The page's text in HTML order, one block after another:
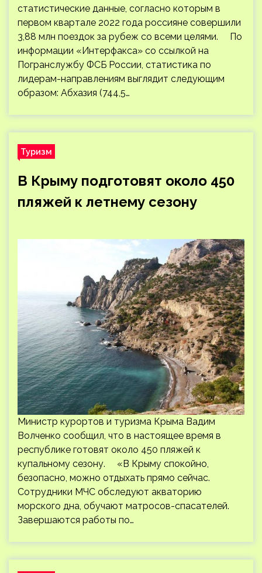
статистические данные, согласно которым в
первом квартале 2022 года россияне совершили
3,88 млн поездок за рубеж со всеми целями. По
информации «Интерфакса» со ссылкой на
Погранслужбу ФСБ России, статистика по
лидерам-направлениям выглядит следующим
образом: Абхазия (744,5…
Туризм
В Крыму подготовят около 450
пляжей к летнему сезону
Министр курортов и туризма Крыма Вадим
Волченко сообщил, что в настоящее время в
республике готовят около 450 пляжей к
купальному сезону. «В Крыму спокойно,
безопасно, можно отдыхать прямо сейчас.
Сотрудники МЧС обследуют акваторию
морского дна, обучают матросов-спасателей.
Завершаются работы по…